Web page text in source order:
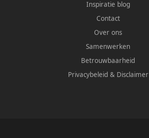
Inspiratie blog
Contact
Over ons
Samenwerken
Betrouwbaarheid
Privacybeleid & Disclaimer